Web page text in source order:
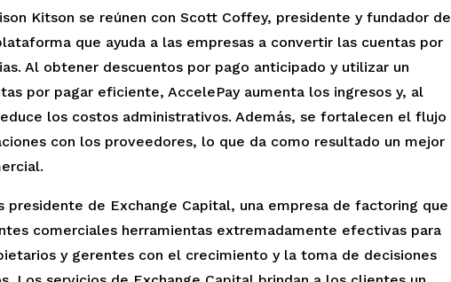
Kitson se reúnen con Scott Coffey, presidente y fundador de
que ayuda a las empresas a convertir las cuentas por
Al obtener descuentos por pago anticipado y utilizar un
por pagar eficiente, AccelePay aumenta los ingresos y, al
los costos administrativos. Además, se fortalecen el flujo
con los proveedores, lo que da como resultado un mejor
presidente de Exchange Capital, una empresa de factoring que
comerciales herramientas extremadamente efectivas para
y gerentes con el crecimiento y la toma de decisiones